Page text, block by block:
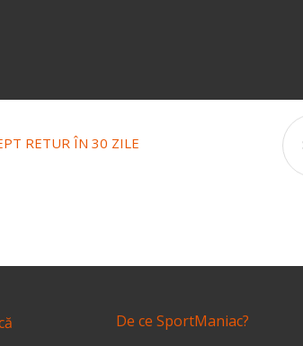
RETUR ÎN 30 ZILE
De ce SportManiac?